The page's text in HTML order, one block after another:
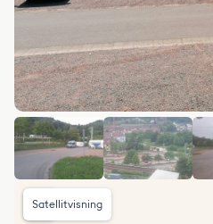
Satellitvisning